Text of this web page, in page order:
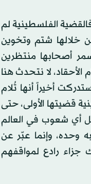
الفلسطينية لم
خلالها شتم وتخوين
أصحابها منتظرين
الأحقاد، لا نتحدث هنا
أخيراً أنها تُلام
قضيتها الأولى، حتى
أي شعوب في العالم
وحده، وإنما عبّر عن
رادع لمواقفهم